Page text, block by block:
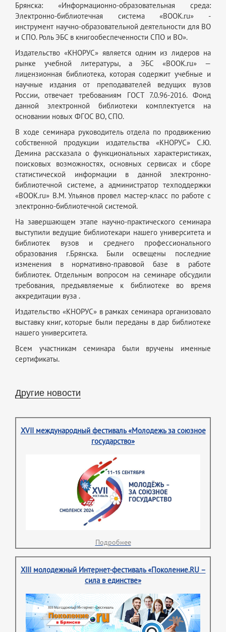
Брянска: «Информационно-образовательная среда:
Электронно-библиотечная система «BOOK.ru» -
инструмент научно-образовательной деятельности для ВО
и СПО. Роль ЭБС в книгообеспеченности СПО и ВО».
Издательство «КНОРУС» является одним из лидеров на
рынке учебной литературы, а ЭБС «BOOK.ru» —
лицензионная библиотека, которая содержит учебные и
научные издания от преподавателей ведущих вузов
России, отвечает требованиям ГОСТ 7.0.96-2016. Фонд
данной электронной библиотеки комплектуется на
основании новых ФГОС ВО, СПО.
В ходе семинара руководитель отдела по продвижению
собственной продукции издательства «КНОРУС» С.Ю.
Демина рассказала о функциональных характеристиках,
поисковых возможностях, основных сервисах и сборе
статистической информации в данной электронно-
библиотечной системе, а администратор техподдержки
«BOOK.ru» В.М. Ульянов провел мастер-класс по работе с
электронно-библиотечной системой.
На завершающем этапе научно-практического семинара
выступили ведущие библиотекари нашего университета и
библиотек вузов и среднего профессионального
образования г.Брянска. Были освещены последние
изменения в нормативно-правовой базе в работе
библиотек. Отдельным вопросом на семинаре обсудили
требования, предъявляемые к библиотеке во время
аккредитации вуза .
Издательство «КНОРУС» в рамках семинара организовало
выставку книг, которые были переданы в дар библиотеке
нашего университета.
Всем участникам семинара были вручены именные
сертификаты.
Другие новости
XVII международный фестиваль «Молодежь за союзное
государство»
Подробнее
XIII молодежный Интернет-фестиваль «Поколение.RU –
сила в единстве»